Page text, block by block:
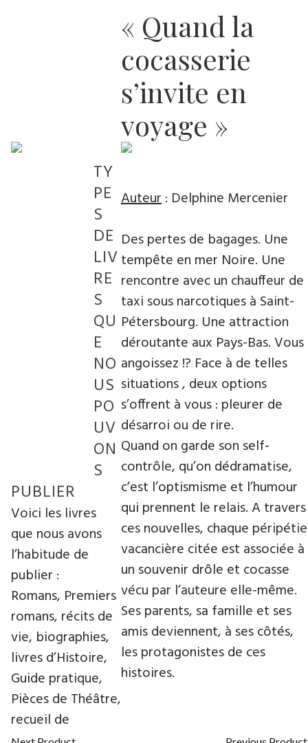
« Quand la
cocasserie
s’invite en
voyage »
Auteur: Delphine Mercenier
Des pertes de bagages. Une
tempête en mer Noire. Une
rencontre avec un chauffeur de
taxi sous narcotiques à Saint-
Pétersbourg. Une attraction
déroutante aux Pays-Bas. Vous
angoissez !? Face à de telles
situations , deux options
s’offrent à vous : pleurer de
désarroi ou de rire.
Quand on garde son self-
contrôle, qu’on dédramatise,
c’est l’optismisme et l’humour
qui prennent le relais. A travers
ces nouvelles, chaque péripétie
vacancière citée est associée à
un souvenir drôle et cocasse
vécu par l’auteure elle-même.
Ses parents, sa famille et ses
amis deviennent, à ses côtés,
les protagonistes de ces
histoires.
TY
PE
S
DE
LIV
RE
S
QU
E
NO
US
PO
UV
ON
S
PUBLIER
Voici les livres
que nous avons
l’habitude de
publier :
Romans, Premiers
romans, récits de
vie, biographies,
livres d’Histoire,
Guide pratique,
Pièces de Théâtre,
recueil de